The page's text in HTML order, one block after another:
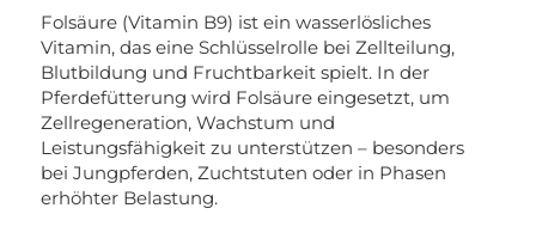
Folsäure (Vitamin B9) ist ein wasserlösliches
Vitamin, das eine Schlüsselrolle bei Zellteilung,
Blutbildung und Fruchtbarkeit spielt. In der
Pferdefütterung wird Folsäure eingesetzt, um
Zellregeneration, Wachstum und
Leistungsfähigkeit zu unterstützen – besonders
bei Jungpferden, Zuchtstuten oder in Phasen
erhöhter Belastung.